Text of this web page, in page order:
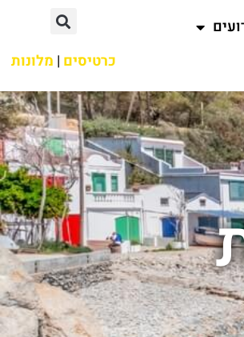
כרטיסים | מלונות